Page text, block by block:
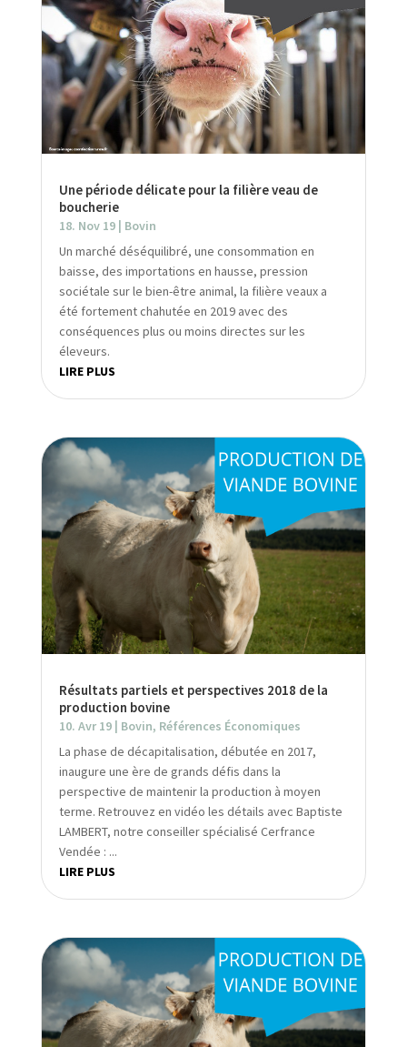
Une période délicate pour la filière veau de
boucherie
18. Nov 19| Bovin
Un marché déséquilibré, une consommation en
baisse, des importations en hausse, pression
sociétale sur le bien-être animal, la filière veaux a
été fortement chahutée en 2019 avec des
conséquences plus ou moins directes sur les
éleveurs.
LIRE PLUS
Résultats partiels et perspectives 2018 de la
production bovine
10. Avr 19| Bovin, Références Économiques
La phase de décapitalisation, débutée en 2017,
inaugure une ère de grands défis dans la
perspective de maintenir la production à moyen
terme. Retrouvez en vidéo les détails avec Baptiste
LAMBERT, notre conseiller spécialisé Cerfrance
Vendée : ...
LIRE PLUS